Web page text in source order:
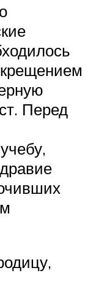
Перед